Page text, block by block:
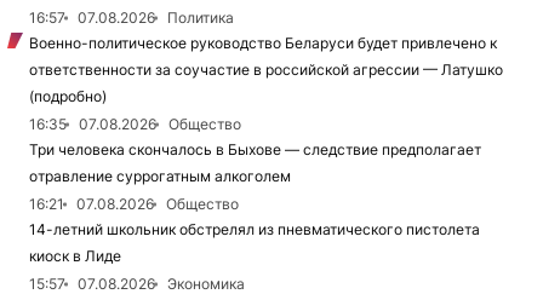
16:57
07.08.2026
Политика
Военно-политическое руководство Беларуси будет привлечено к
ответственности за соучастие в российской агрессии — Латушко
(подробно)
16:35
07.08.2026
Общество
Три человека скончалось в Быхове — следствие предполагает
отравление суррогатным алкоголем
16:21
07.08.2026
Общество
14-летний школьник обстрелял из пневматического пистолета
киоск в Лиде
15:57
07.08.2026
Экономика